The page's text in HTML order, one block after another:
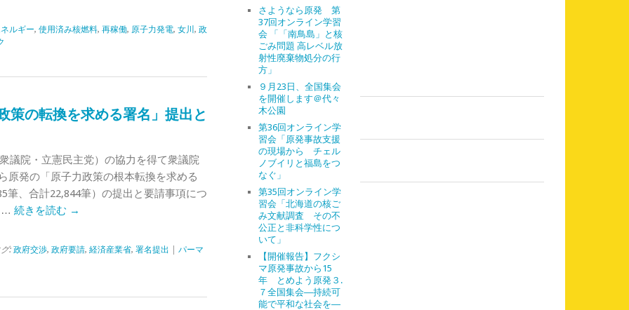
ルギー, 使用済み核燃料, 再稼働, 原子力発電, 女川 , 政
策の転換を求める署名」提出と
議院・立憲民主党）の協力を得て衆議院
原発の「原子力政策の根本転換を求める
筆、合計22,844筆）の提出と要請事項につ
… 続きを読む →
: 政府交渉, 政府要請, 経済産業省, 署名提出
パーマ
さようなら原発 第
37回オンライン学習
会 「「南鳥島」と核
ごみ問題 高レベル放
射性廃棄物処分の行
方」
９月23日、全国集会
を開催します＠代々
木公園
第36回オンライン学
習会「原発事故支援
の現場から チェル
ノブイリと福島をつ
なぐ」
第35回オンライン学
習会「北海道の核ご
み文献調査 その不
公正と非科学性につ
いて」
【開催報告】フクシ
マ原発事故から15
年 とめよう原発３.
７全国集会―持続可
能で平和な社会を―